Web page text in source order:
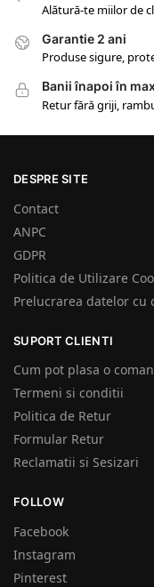
Alătură-te miilor de
Garantie 2 ani
Produse sigure,
Banii înapoi în
Retur fără griji,
DESPRE SITE
Contact
ANPC
GDPR
Politica de Utilizare
Prelucrarea datelor cu
SUPORT CLIENTI
Cum pot plasa o
Termeni si conditii
Politica de Retur
Formular Retur
Reclamatii si Sesizari
FOLLOW
Facebook
Instagram
Pinterest